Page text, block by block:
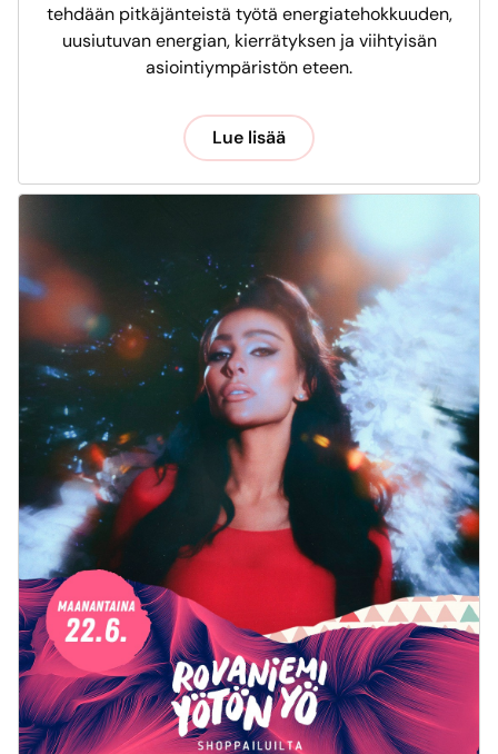
tehdään pitkäjänteistä työtä energiatehokkuuden,
uusiutuvan energian, kierrätyksen ja viihtyisän
asiointiympäristön eteen.
Lue lisää